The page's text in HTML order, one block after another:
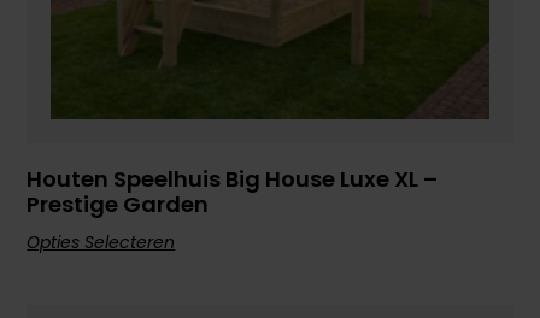
Houten Speelhuis Big House Luxe XL –
Prestige Garden
Opties Selecteren